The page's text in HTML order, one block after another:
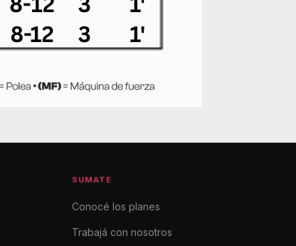
SUMATE
Conocé los planes
Trabajá con nosotros